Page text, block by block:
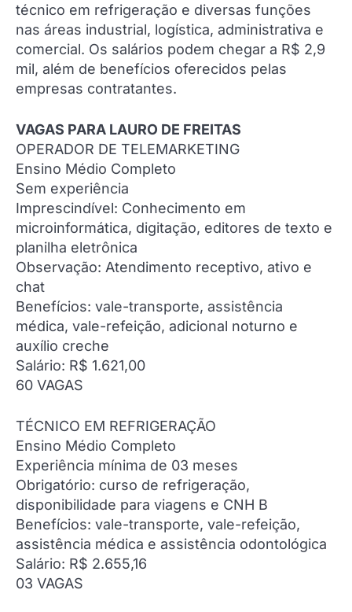
técnico em refrigeração e diversas funções
nas áreas industrial, logística, administrativa e
comercial. Os salários podem chegar a R$ 2,9
mil, além de benefícios oferecidos pelas
empresas contratantes.
VAGAS PARA LAURO DE FREITAS
OPERADOR DE TELEMARKETING
Ensino Médio Completo
Sem experiência
Imprescindível: Conhecimento em
microinformática, digitação, editores de texto e
planilha eletrônica
Observação: Atendimento receptivo, ativo e
chat
Benefícios: vale-transporte, assistência
médica, vale-refeição, adicional noturno e
auxílio creche
Salário: R$ 1.621,00
60 VAGAS
TÉCNICO EM REFRIGERAÇÃO
Ensino Médio Completo
Experiência mínima de 03 meses
Obrigatório: curso de refrigeração,
disponibilidade para viagens e CNH B
Benefícios: vale-transporte, vale-refeição,
assistência médica e assistência odontológica
Salário: R$ 2.655,16
03 VAGAS